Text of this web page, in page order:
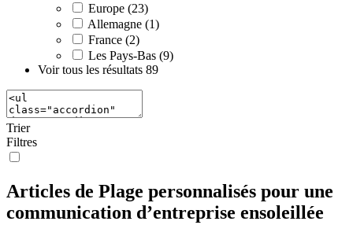
Europe (23)
Allemagne (1)
France (2)
Les Pays-Bas (9)
Voir tous les résultats 89
Trier
Filtres
Articles de Plage personnalisés pour une
communication d’entreprise ensoleillée